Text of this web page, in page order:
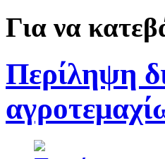
Για να
Περίληψη